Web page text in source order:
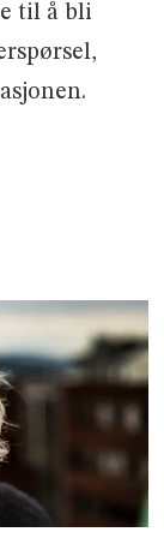
til å bli